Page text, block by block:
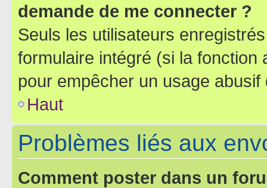
demande de me connecter ?
Seuls les utilisateurs
formulaire intégré (si la fonction
pour empêcher un usage
Haut
Problèmes liés aux
Comment poster dans un